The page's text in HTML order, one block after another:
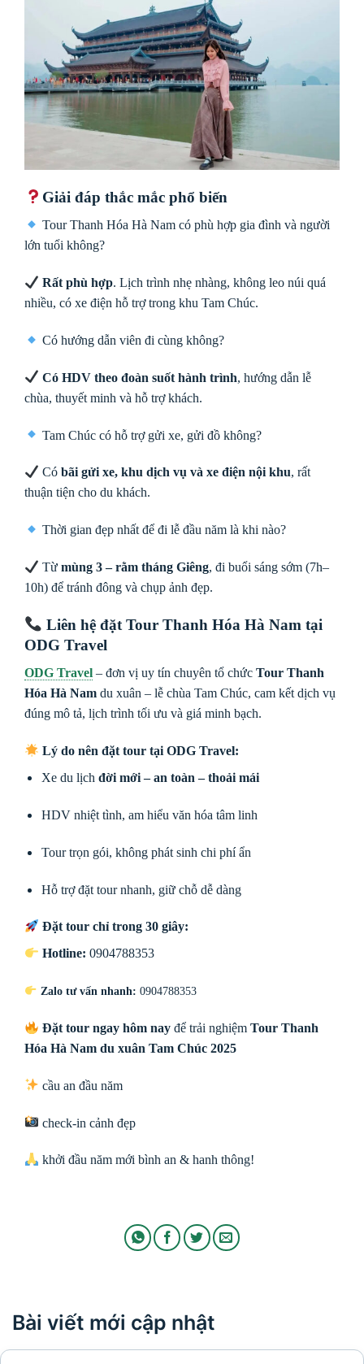
Giải đáp thắc mắc phổ biến
Tour Thanh Hóa Hà Nam có phù hợp gia đình và người
lớn tuổi không?
Rất phù hợp. Lịch trình nhẹ nhàng, không leo núi quá
nhiều, có xe điện hỗ trợ trong khu Tam Chúc.
Có hướng dẫn viên đi cùng không?
Có HDV theo đoàn suốt hành trình, hướng dẫn lễ
chùa, thuyết minh và hỗ trợ khách.
Tam Chúc có hỗ trợ gửi xe, gửi đồ không?
Cóbãi gửi xe, khu dịch vụ và xe điện nội khu, rất
thuận tiện cho du khách.
Thời gian đẹp nhất để đi lễ đầu năm là khi nào?
Từmùng 3 – rằm tháng Giêng, đi buổi sáng sớm (7h–
10h) để tránh đông và chụp ảnh đẹp.
Liên hệ đặt Tour Thanh Hóa Hà Nam tại
ODG Travel
ODG Travel – đơn vị uy tín chuyên tổ chức Tour Thanh
Hóa Hà Nam du xuân – lễ chùa Tam Chúc, cam kết dịch vụ
đúng mô tả, lịch trình tối ưu và giá minh bạch.
Lý do nên đặt tour tại ODG Travel:
Xe du lịch đời mới – an toàn – thoải mái
HDV nhiệt tình, am hiểu văn hóa tâm linh
Tour trọn gói, không phát sinh chi phí ẩn
Hỗ trợ đặt tour nhanh, giữ chỗ dễ dàng
Đặt tour chỉ trong 30 giây:
Hotline: 0904788353
Zalo tư vấn nhanh: 0904788353
Đặt tour ngay hôm nay để trải nghiệmTour Thanh
Hóa Hà Nam du xuân Tam Chúc 2025
cầu an đầu năm
check-in cảnh đẹp
khởi đầu năm mới bình an & hanh thông!
Bài viết mới cập nhật